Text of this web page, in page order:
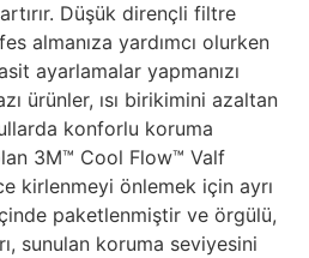
Düşük dirençli filtre
almanıza yardımcı olurken
ayarlamalar yapmanızı
ürünler, ısı birikimini azaltan
konforlu koruma
3M™ Cool Flow™ Valf
kirlenmeyi önlemek için ayrı
paketlenmiştir ve örgülü,
sunulan koruma seviyesini